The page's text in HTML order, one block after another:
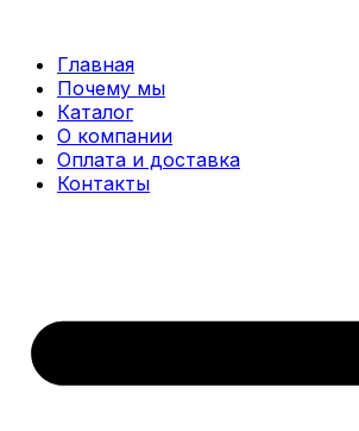
содержимому
Главная
Почему мы
Каталог
О компании
Оплата и доставка
Контакты